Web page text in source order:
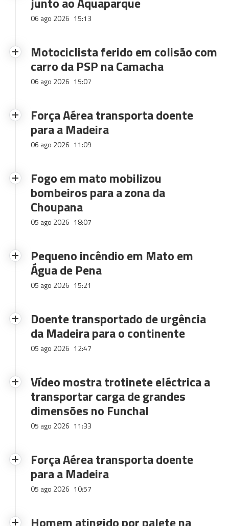
06 ago 2026 15:13
Motociclista ferido em colisão com
carro da PSP na Camacha
06 ago 2026 15:07
Força Aérea transporta doente
para a Madeira
06 ago 2026 11:09
Fogo em mato mobilizou
bombeiros para a zona da
Choupana
05 ago 2026 18:07
Pequeno incêndio em Mato em
Água de Pena
05 ago 2026 15:21
Doente transportado de urgência
da Madeira para o continente
05 ago 2026 12:47
Vídeo mostra trotinete eléctrica a
transportar carga de grandes
dimensões no Funchal
05 ago 2026 11:33
Força Aérea transporta doente
para a Madeira
05 ago 2026 10:57